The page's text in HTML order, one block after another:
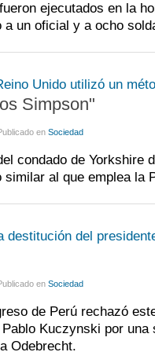
ejecutados en la
a un oficial y a ocho
Simpson"
en Sociedad
condado de Yorkshire
similar al que emplea la
en Sociedad
de Perú rechazó
Kuczynski por
Odebrecht.